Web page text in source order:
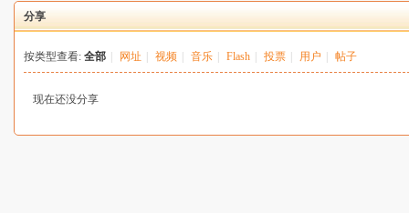
分享
按类型查看: 全部 网址 视频 音乐 Flash 投票 用户 帖子
现在还没分享